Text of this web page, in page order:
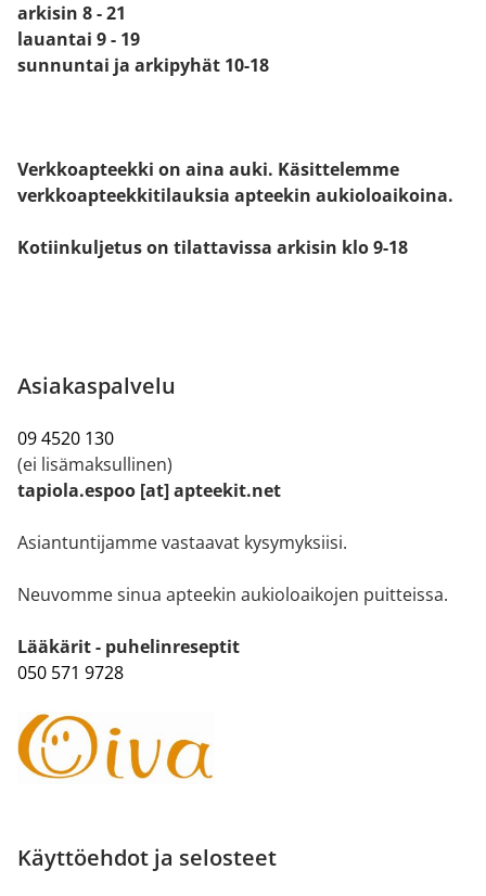
arkisin 8 - 21
lauantai 9 - 19
sunnuntai ja arkipyhät 10-18
Verkkoapteekki on aina auki. Käsittelemme
verkkoapteekkitilauksia apteekin aukioloaikoina.
Kotiinkuljetus on tilattavissa arkisin klo 9-18
Asiakaspalvelu
09 4520 130
(ei lisämaksullinen)
tapiola.espoo [at] apteekit.net
Asiantuntijamme vastaavat kysymyksiisi.
Neuvomme sinua apteekin aukioloaikojen puitteissa.
Lääkärit - puhelinreseptit
050 571 9728
Käyttöehdot ja selosteet